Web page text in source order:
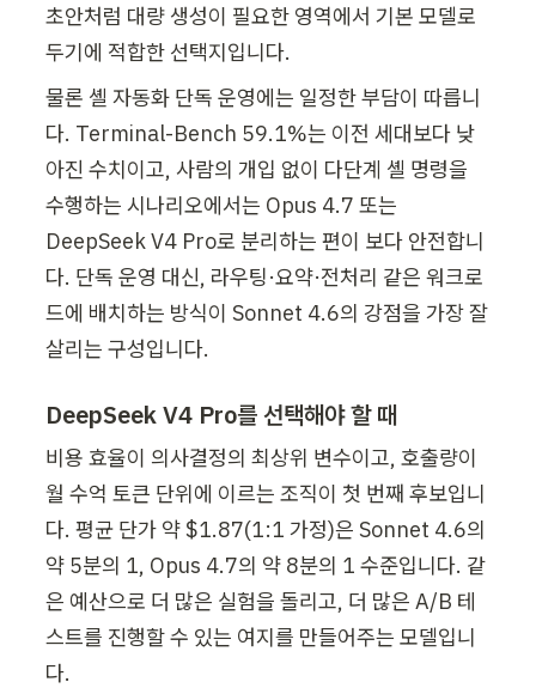
초안처럼 대량 생성이 필요한 영역에서 기본 모델로
두기에 적합한 선택지입니다.
물론 셸 자동화 단독 운영에는 일정한 부담이 따릅니
다. Terminal-Bench 59.1%는 이전 세대보다 낮
아진 수치이고, 사람의 개입 없이 다단계 셸 명령을
수행하는 시나리오에서는 Opus 4.7 또는
DeepSeek V4 Pro로 분리하는 편이 보다 안전합니
다. 단독 운영 대신, 라우팅·요약·전처리 같은 워크로
드에 배치하는 방식이 Sonnet 4.6의 강점을 가장 잘
살리는 구성입니다.
DeepSeek V4 Pro를 선택해야 할 때
비용 효율이 의사결정의 최상위 변수이고, 호출량이
월 수억 토큰 단위에 이르는 조직이 첫 번째 후보입니
다. 평균 단가 약 $1.87(1:1 가정)은 Sonnet 4.6의
약 5분의 1, Opus 4.7의 약 8분의 1 수준입니다. 같
은 예산으로 더 많은 실험을 돌리고, 더 많은 A/B 테
스트를 진행할 수 있는 여지를 만들어주는 모델입니
다.